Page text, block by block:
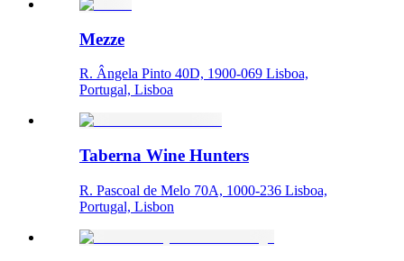
Mezze
R. Ângela Pinto 40D, 1900-069 Lisboa,
Portugal, Lisboa
Taberna Wine Hunters
R. Pascoal de Melo 70A, 1000-236 Lisboa,
Portugal, Lisbon